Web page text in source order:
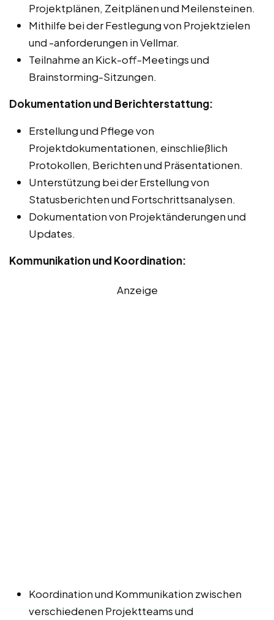
Projektplänen, Zeitplänen und Meilensteinen.
Mithilfe bei der Festlegung von Projektzielen
und -anforderungen in Vellmar.
Teilnahme an Kick-off-Meetings und
Brainstorming-Sitzungen.
Dokumentation und Berichterstattung:
Erstellung und Pflege von
Projektdokumentationen, einschließlich
Protokollen, Berichten und Präsentationen.
Unterstützung bei der Erstellung von
Statusberichten und Fortschrittsanalysen.
Dokumentation von Projektänderungen und
Updates.
Kommunikation und Koordination:
Anzeige
Koordination und Kommunikation zwischen
verschiedenen Projektteams und